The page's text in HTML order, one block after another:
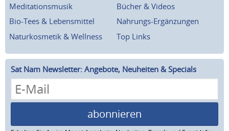
Meditationsmusik
Bücher & Videos
Bio-Tees & Lebensmittel
Nahrungs-Ergänzungen
Naturkosmetik & Wellness
Top Links
Sat Nam Newsletter: Angebote, Neuheiten & Specials
abonnieren